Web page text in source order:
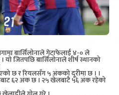
बार्सिलोनाले गेटाफेलाई ४-० ले
यो जितपछि बार्सिलोनाले शीर्ष स्थानको
छ र रियलसँग ५ अंकको दूरीमा छ । ।
६२ अंक छ । २५ खेलबाटै ५६ अंक रहेको